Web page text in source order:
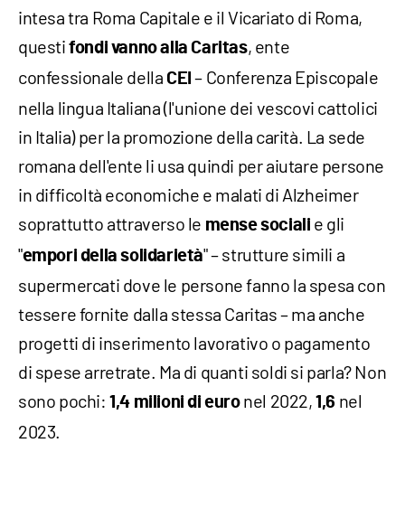
intesa tra Roma Capitale e il Vicariato di Roma,
questi fondi vanno alla Caritas, ente
confessionale della CEI– Conferenza Episcopale
nella lingua Italiana (l'unione dei vescovi cattolici
in Italia) per la promozione della carità. La sede
romana dell'ente li usa quindi per aiutare persone
in difficoltà economiche e malati di Alzheimer
soprattutto attraverso le mense sociali e gli
"empori della solidarietà" – strutture simili a
supermercati dove le persone fanno la spesa con
tessere fornite dalla stessa Caritas – ma anche
progetti di inserimento lavorativo o pagamento
di spese arretrate. Ma di quanti soldi si parla? Non
sono pochi:1,4 milioni di euronel 2022,1,6 nel
2023.